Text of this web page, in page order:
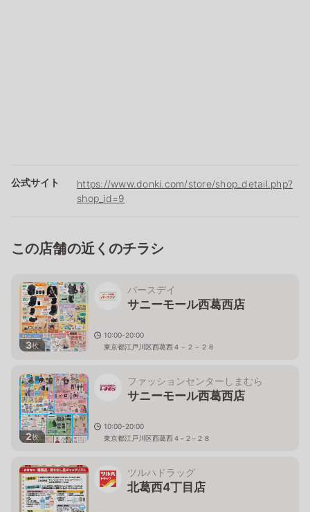
公式サイト
https://www.donki.com/store/shop_detail.php?
shop_id=9
この店舗の近くのチラシ
3枚
バースデイ
サニーモール西葛西店
10:00-20:00
東京都江戸川区西葛西４－２－２８
2枚
ファッションセンターしまむら
サニーモール西葛西店
10:00-20:00
東京都江戸川区西葛西４−２−２８
ツルハドラッグ
北葛西4丁目店